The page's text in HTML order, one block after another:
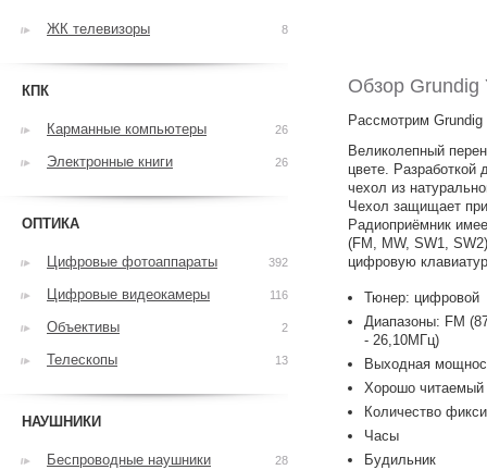
Обзор Grundig
Рассмотрим
Великолепный
цвете. Разработкой
чехол из
Чехол защищает при
Радиоприёмник
(FM, MW, SW1,
цифровую
Тюнер: цифровой
Диапазоны: FM
- 26,10МГц)
Выходная
Хорошо читаемый
Количество
Часы
Будильник
ЖК телевизоры 8
КПК
Карманные компьютеры 26
Электронные книги 26
ОПТИКА
Цифровые фотоаппараты 392
Цифровые видеокамеры 116
Объективы 2
Телескопы 13
НАУШНИКИ
Беспроводные наушники 28